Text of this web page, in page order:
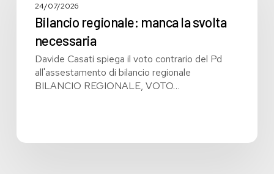
svolta
24/07/2026
Bilancio regionale: manca la svolta
necessaria
Davide Casati spiega il voto contrario del Pd
all'assestamento di bilancio regionale
BILANCIO REGIONALE, VOTO…